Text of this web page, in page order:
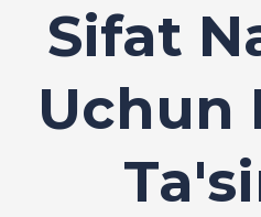
Sifat
Uchun